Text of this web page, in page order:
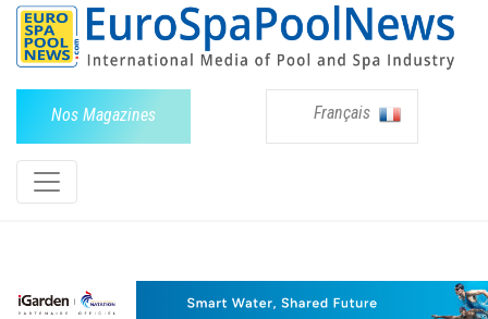
Nos Magazines Français